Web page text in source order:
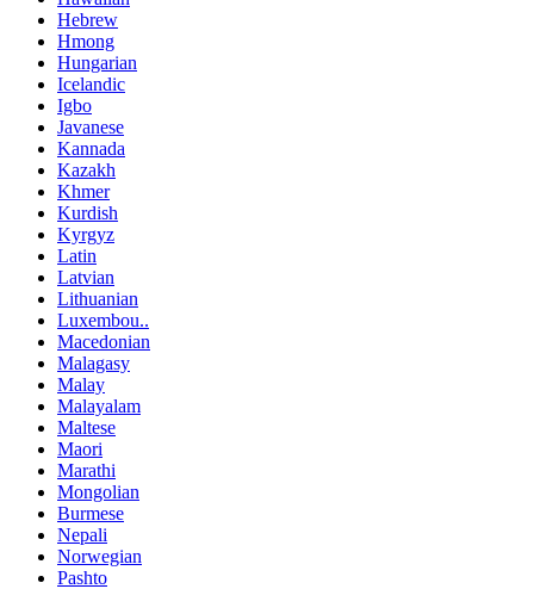
Hebrew
Hmong
Hungarian
Icelandic
Igbo
Javanese
Kannada
Kazakh
Khmer
Kurdish
Kyrgyz
Latin
Latvian
Lithuanian
Luxembou..
Macedonian
Malagasy
Malay
Malayalam
Maltese
Maori
Marathi
Mongolian
Burmese
Nepali
Norwegian
Pashto